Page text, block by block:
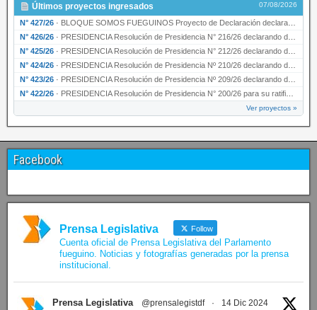
Últimos proyectos ingresados 07/08/2026
N° 427/26 · BLOQUE SOMOS FUEGUINOS Proyecto de Declaración declarando de interés provincial PRESIDENCI…
N° 426/26 · PRESIDENCIA Resolución de Presidencia N° 216/26 declarando de interés provincial la labor …
N° 425/26 · PRESIDENCIA Resolución de Presidencia N° 212/26 declarando de interés provincial el “50° A…
N° 424/26 · PRESIDENCIA Resolución de Presidencia Nº 210/26 declarando de interés provincial el proyec…
N° 423/26 · PRESIDENCIA Resolución de Presidencia Nº 209/26 declarando de interés provincial la presen…
N° 422/26 · PRESIDENCIA Resolución de Presidencia N° 200/26 para su ratificación.
Ver proyectos »
Facebook
Prensa Legislativa Follow
Cuenta oficial de Prensa Legislativa del Parlamento
fueguino. Noticias y fotografías generadas por la prensa
institucional.
Prensa Legislativa @prensalegistdf · 14 Dic 2024